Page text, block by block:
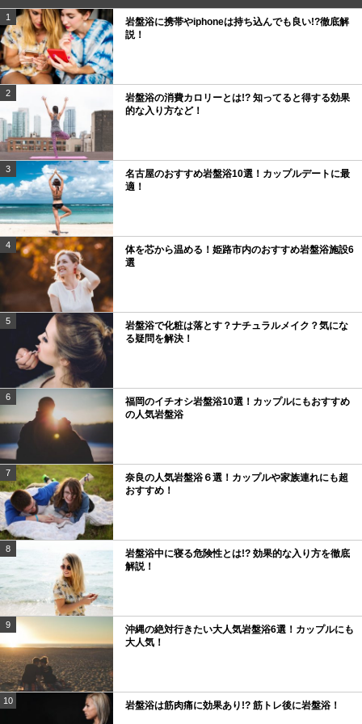
1
岩盤浴に携帯やiphoneは持ち込んでも良い!?徹底解
説！
2
岩盤浴の消費カロリーとは!? 知ってると得する効果
的な入り方など！
3
名古屋のおすすめ岩盤浴10選！カップルデートに最
適！
4
体を芯から温める！姫路市内のおすすめ岩盤浴施設6
選
5
岩盤浴で化粧は落とす？ナチュラルメイク？気にな
る疑問を解決！
6
福岡のイチオシ岩盤浴10選！カップルにもおすすめ
の人気岩盤浴
7
奈良の人気岩盤浴６選！カップルや家族連れにも超
おすすめ！
8
岩盤浴中に寝る危険性とは!? 効果的な入り方を徹底
解説！
9
沖縄の絶対行きたい大人気岩盤浴6選！カップルにも
大人気！
10 岩盤浴は筋肉痛に効果あり!? 筋トレ後に岩盤浴！